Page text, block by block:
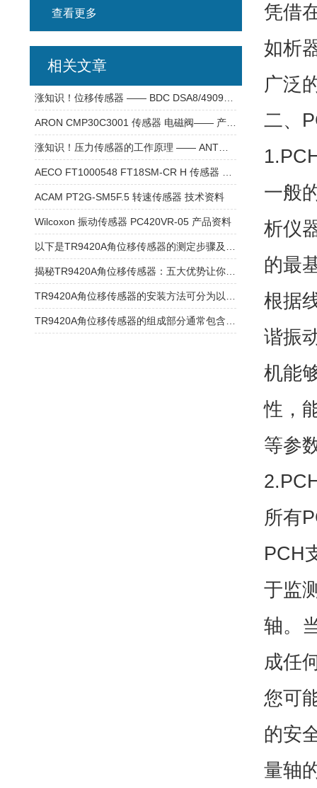
凭借
如析
广泛
二、
一般
析仪
的最
根据
谐振
机能
性，
等参
所有
PCH
于监
轴。
成任
您可
的安
量轴
查看更多
相关文章
ACAM PT2G-SM5F.5 转速传感器 技术资料
Wilcoxon 振动传感器 PC420VR-05 产品资料